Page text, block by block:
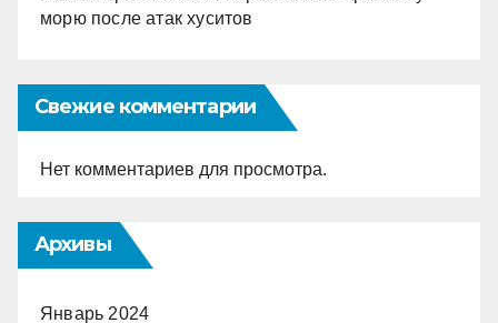
морю после атак хуситов
Свежие комментарии
Нет комментариев для просмотра.
Архивы
Январь 2024